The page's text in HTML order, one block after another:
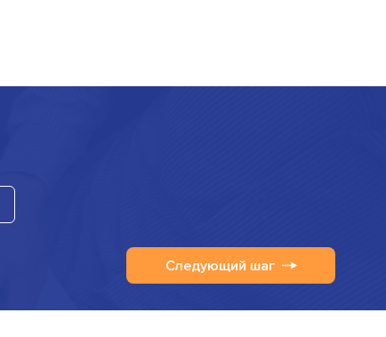
Следующий шаг